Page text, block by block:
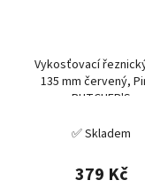
Vykosťovací
135 mm červený,
BUTCHER'S
✅ Skladem
379 Kč